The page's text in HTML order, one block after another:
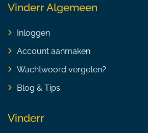
Vinderr Algemeen
Inloggen
Account aanmaken
Wachtwoord vergeten?
Blog & Tips
Vinderr